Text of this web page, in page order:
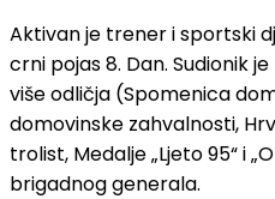
Aktivan je trener i sportski
crni pojas 8. Dan. Sudionik
više odličja (Spomenica
domovinske zahvalnosti,
trolist, Medalje „Ljeto 95“ i
brigadnog generala.